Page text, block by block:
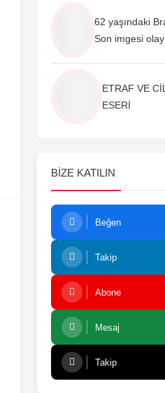
62 yaşındaki
Son imgesi
ETRAF VE
ESERİ
BIZE KATILIN
Beğen
Takip
Abone
Mesaj
Takip